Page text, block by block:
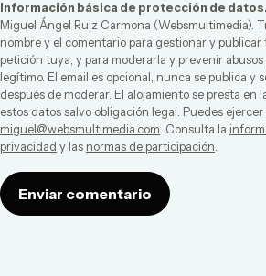
Información básica de protección de datos.
Miguel Ángel Ruiz Carmona (Websmultimedia).
nombre y el comentario para gestionar y publicar
petición tuya, y para moderarla y prevenir
legítimo. El email es opcional, nunca se publica y
después de moderar. El alojamiento se presta en
estos datos salvo obligación legal. Puedes
miguel@websmultimedia.com. Consulta la
privacidad y las normas de participación.
Enviar comentario